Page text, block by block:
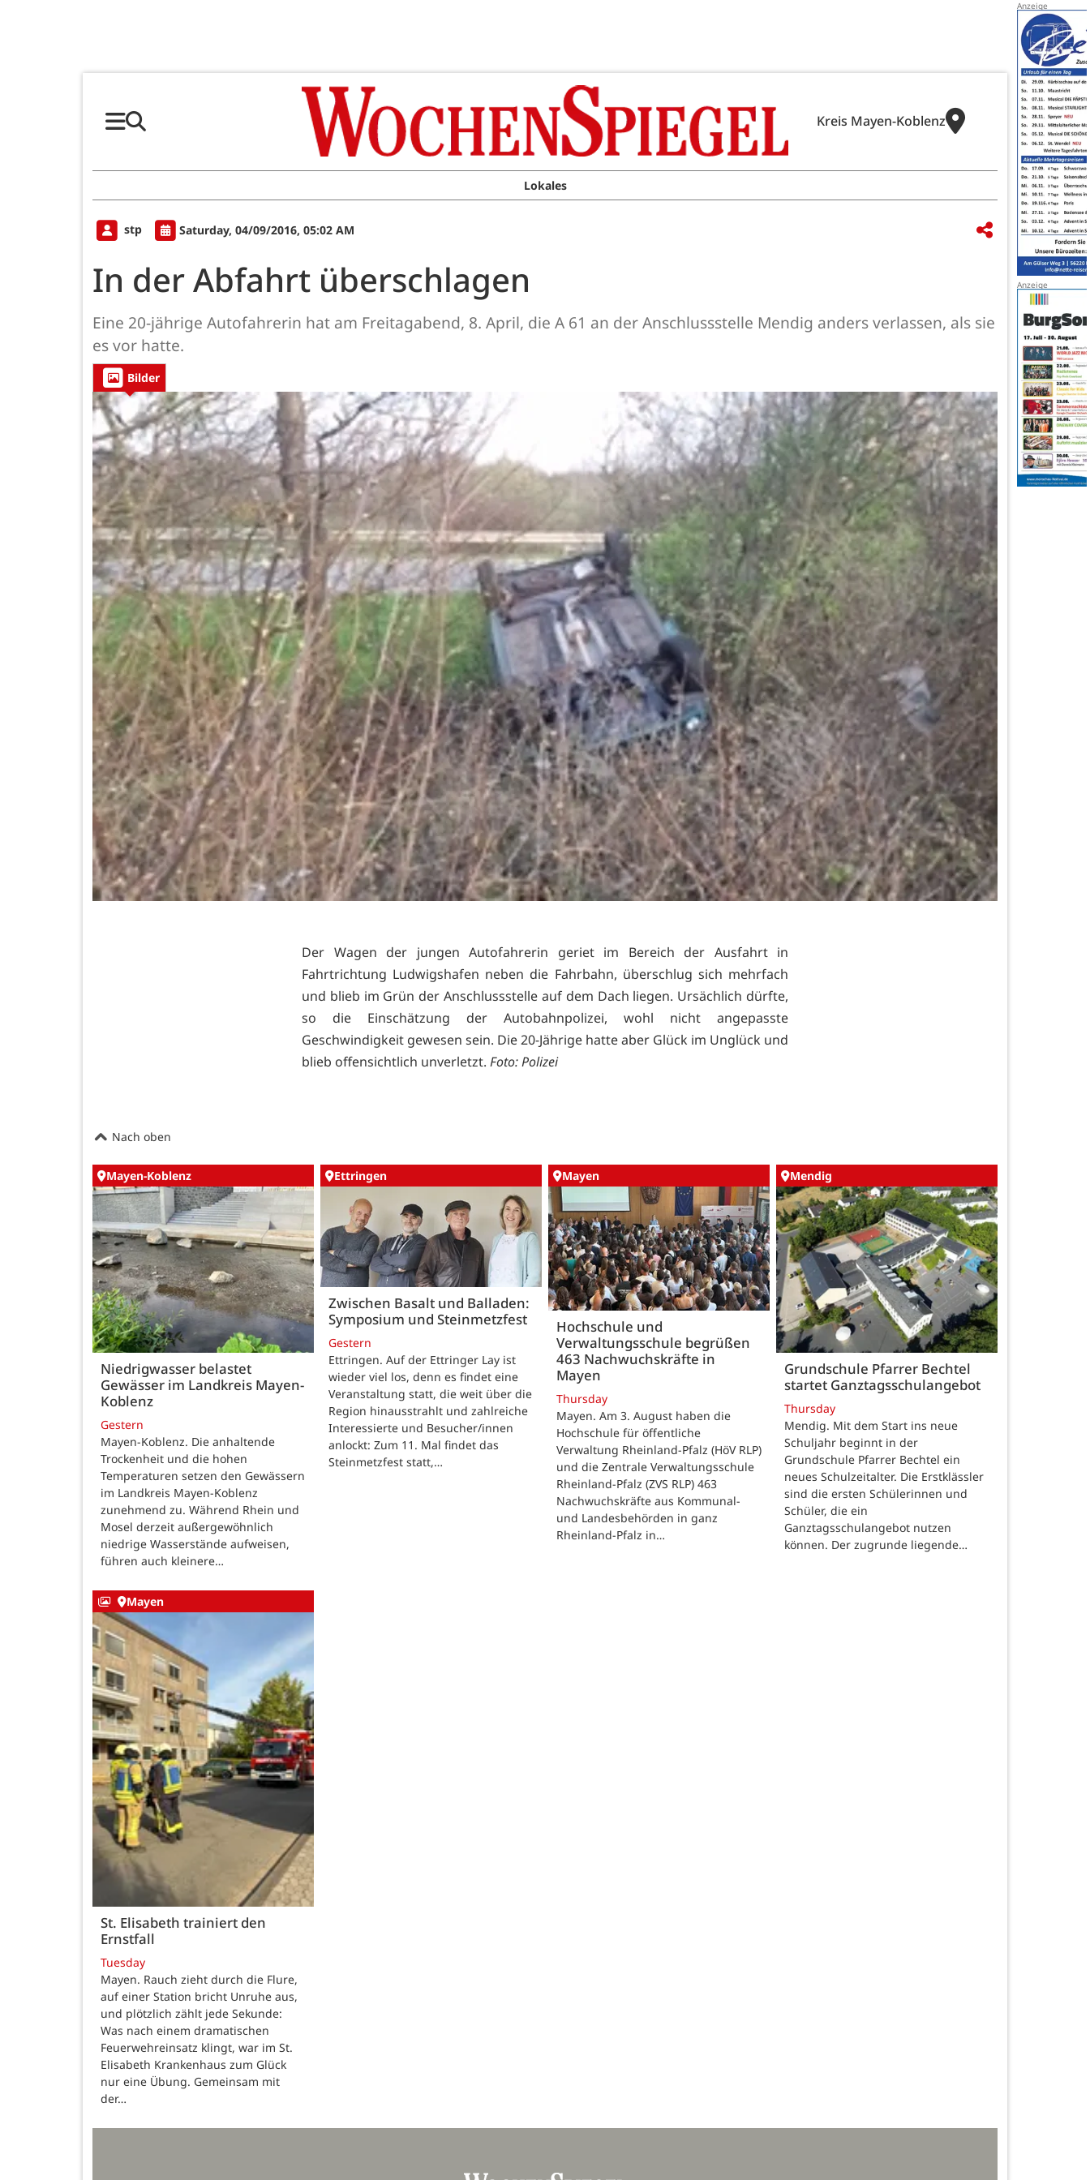
Kreis Mayen-Koblenz
Lokales
stp Saturday, 04/09/2016, 05:02 AM
In der Abfahrt überschlagen
Eine 20-jährige Autofahrerin hat am Freitagabend, 8. April, die A 61 an der Anschlussstelle Mendig anders verlassen, als sie
es vor hatte.
Bilder
Der Wagen der jungen Autofahrerin geriet im Bereich der Ausfahrt in
Fahrtrichtung Ludwigshafen neben die Fahrbahn, überschlug sich mehrfach
und blieb im Grün der Anschlussstelle auf dem Dach liegen. Ursächlich dürfte,
so die Einschätzung der Autobahnpolizei, wohl nicht angepasste
Geschwindigkeit gewesen sein. Die 20-Jährige hatte aber Glück im Unglück und
blieb offensichtlich unverletzt. Foto: Polizei
Nach oben
Mayen-Koblenz
Niedrigwasser belastet
Gewässer im Landkreis Mayen-
Koblenz
Gestern
Mayen-Koblenz. Die anhaltende
Trockenheit und die hohen
Temperaturen setzen den Gewässern
im Landkreis Mayen-Koblenz
zunehmend zu. Während Rhein und
Mosel derzeit außergewöhnlich
niedrige Wasserstände aufweisen,
führen auch kleinere…
Ettringen
Zwischen Basalt und Balladen:
Symposium und Steinmetzfest
Gestern
Ettringen. Auf der Ettringer Lay ist
wieder viel los, denn es findet eine
Veranstaltung statt, die weit über die
Region hinausstrahlt und zahlreiche
Interessierte und Besucher/innen
anlockt: Zum 11. Mal findet das
Steinmetzfest statt,…
Mayen
Hochschule und
Verwaltungsschule begrüßen
463 Nachwuchskräfte in
Mayen
Thursday
Mayen. Am 3. August haben die
Hochschule für öffentliche
Verwaltung Rheinland-Pfalz (HöV RLP)
und die Zentrale Verwaltungsschule
Rheinland-Pfalz (ZVS RLP) 463
Nachwuchskräfte aus Kommunal-
und Landesbehörden in ganz
Rheinland-Pfalz in…
Mendig
Grundschule Pfarrer Bechtel
startet Ganztagsschulangebot
Thursday
Mendig. Mit dem Start ins neue
Schuljahr beginnt in der
Grundschule Pfarrer Bechtel ein
neues Schulzeitalter. Die Erstklässler
sind die ersten Schülerinnen und
Schüler, die ein
Ganztagsschulangebot nutzen
können. Der zugrunde liegende…
Mayen
St. Elisabeth trainiert den
Ernstfall
Tuesday
Mayen. Rauch zieht durch die Flure,
auf einer Station bricht Unruhe aus,
und plötzlich zählt jede Sekunde:
Was nach einem dramatischen
Feuerwehreinsatz klingt, war im St.
Elisabeth Krankenhaus zum Glück
nur eine Übung. Gemeinsam mit
der…